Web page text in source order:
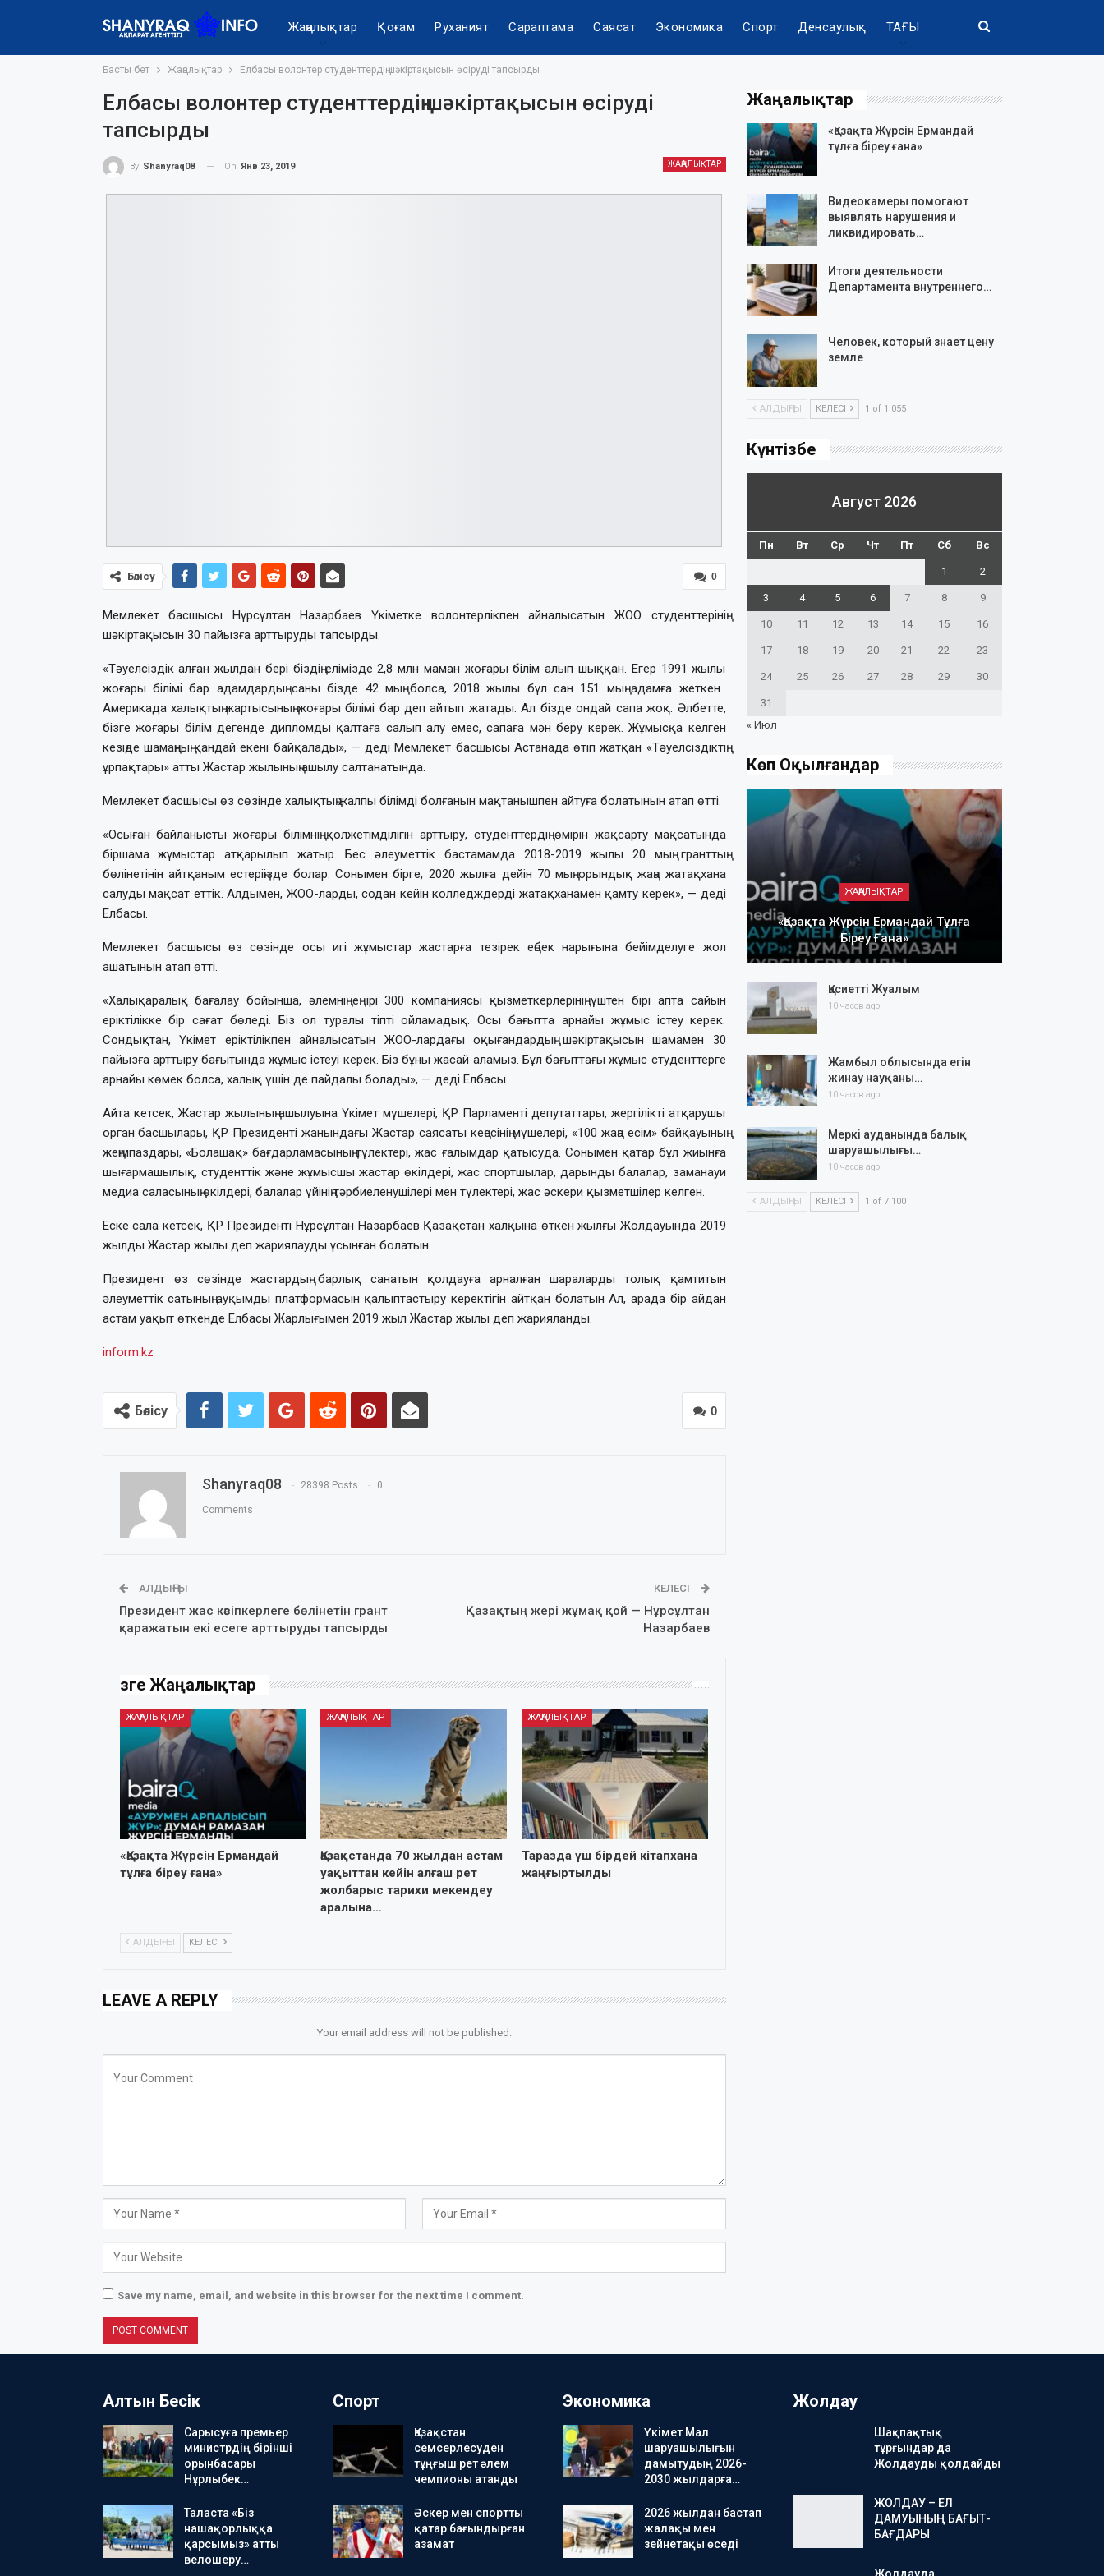
Жаңалықтар Қоғам Руханият Сараптама Саясат Экономика Спорт Денсаулық ТАҒЫ
Басты бет Жаңалықтар Елбасы волонтер студенттердің шәкіртақысын өсіруді тапсырды
Елбасы волонтер студенттердің шәкіртақысын өсіруді
тапсырды
ЖАҢАЛЫҚТАР
By Shanyraq08 On Янв 23, 2019
0
Бөлісу
Мемлекет басшысы Нұрсұлтан Назарбаев Үкіметке волонтерлікпен айналысатын ЖОО студенттерінің
шәкіртақысын 30 пайызға арттыруды тапсырды.
«Тәуелсіздік алған жылдан бері біздің елімізде 2,8 млн маман жоғары білім алып шыққан. Егер 1991 жылы
жоғары білімі бар адамдардың саны бізде 42 мың болса, 2018 жылы бұл сан 151 мың адамға жеткен.
Америкада халықтың жартысының жоғары білімі бар деп айтып жатады. Ал бізде ондай сапа жоқ. Әлбетте,
бізге жоғары білім дегенде дипломды қалтаға салып алу емес, сапаға мән беру керек. Жұмысқа келген
кезіңде шамаңның қандай екені байқалады», — деді Мемлекет басшысы Астанада өтіп жатқан «Тәуелсіздіктің
ұрпақтары» атты Жастар жылының ашылу салтанатында.
Мемлекет басшысы өз сөзінде халықтың жалпы білімді болғанын мақтанышпен айтуға болатынын атап өтті.
«Осыған байланысты жоғары білімнің қолжетімділігін арттыру, студенттердің өмірін жақсарту мақсатында
біршама жұмыстар атқарылып жатыр. Бес әлеуметтік бастамамда 2018-2019 жылы 20 мың гранттың
бөлінетінін айтқаным естеріңізде болар. Сонымен бірге, 2020 жылға дейін 70 мың орындық жаңа жатақхана
салуды мақсат еттік. Алдымен, ЖОО-ларды, содан кейін колледждерді жатақханамен қамту керек», — деді
Елбасы.
Мемлекет басшысы өз сөзінде осы игі жұмыстар жастарға тезірек еңбек нарығына бейімделуге жол
ашатынын атап өтті.
«Халықаралық бағалау бойынша, әлемнің ең ірі 300 компаниясы қызметкерлерінің үштен бірі апта сайын
еріктілікке бір сағат бөледі. Біз ол туралы тіпті ойламадық. Осы бағытта арнайы жұмыс істеу керек.
Сондықтан, Үкімет еріктілікпен айналысатын ЖОО-лардағы оқығандардың шәкіртақысын шамамен 30
пайызға арттыру бағытында жұмыс істеуі керек. Біз бұны жасай аламыз. Бұл бағыттағы жұмыс студенттерге
арнайы көмек болса, халық үшін де пайдалы болады», — деді Елбасы.
Айта кетсек, Жастар жылының ашылуына Үкімет мүшелері, ҚР Парламенті депутаттары, жергілікті атқарушы
орган басшылары, ҚР Президенті жанындағы Жастар саясаты кеңесінің мүшелері, «100 жаңа есім» байқауының
жеңімпаздары, «Болашақ» бағдарламасының түлектері, жас ғалымдар қатысуда. Сонымен қатар бұл жиынға
шығармашылық, студенттік және жұмысшы жастар өкілдері, жас спортшылар, дарынды балалар, заманауи
медиа саласының өкілдері, балалар үйінің тәрбиеленушілері мен түлектері, жас әскери қызметшілер келген.
Еске сала кетсек, ҚР Президенті Нұрсұлтан Назарбаев Қазақстан халқына өткен жылғы Жолдауында 2019
жылды Жастар жылы деп жариялауды ұсынған болатын.
Президент өз сөзінде жастардың барлық санатын қолдауға арналған шараларды толық қамтитын
әлеуметтік сатының ауқымды платформасын қалыптастыру керектігін айтқан болатын Ал, арада бір айдан
астам уақыт өткенде Елбасы Жарлығымен 2019 жыл Жастар жылы деп жарияланды.
inform.kz
0
Бөлісу
Shanyraq08 28398 Posts 0
Comments
АЛДЫҢҒЫ
Президент жас кәсіпкерлеге бөлінетін грант
қаражатын екі есеге арттыруды тапсырды
КЕЛЕСІ
Қазақтың жері жұмақ қой — Нұрсұлтан
Назарбаев
Өзге Жаңалықтар
ЖАҢАЛЫҚТАР
«Қазақта Жүрсін Ермандай
тұлға біреу ғана»
ЖАҢАЛЫҚТАР
Қазақстанда 70 жылдан астам
уақыттан кейін алғаш рет
жолбарыс тарихи мекендеу
аралына…
ЖАҢАЛЫҚТАР
Таразда үш бірдей кітапхана
жаңғыртылды
АЛДЫҢҒЫ КЕЛЕСІ
LEAVE A REPLY
Your email address will not be published.
Save my name, email, and website in this browser for the next time I comment.
Жаңалықтар
«Қазақта Жүрсін Ермандай
тұлға біреу ғана»
Видеокамеры помогают
выявлять нарушения и
ликвидировать…
Итоги деятельности
Департамента внутреннего…
Человек, который знает цену
земле
АЛДЫҢҒЫ КЕЛЕСІ 1 of 1 055
Күнтізбе
Август 2026
Пн Вт Ср Чт Пт Сб Вс
1 2
3 4 5 6 7 8 9
10 11 12 13 14 15 16
17 18 19 20 21 22 23
24 25 26 27 28 29 30
31
« Июл
Көп Оқылғандар
ЖАҢАЛЫҚТАР
«Қазақта Жүрсін Ермандай Тұлға
Біреу Ғана»
Қасиетті Жуалым
10 часов ago
Жамбыл облысында егін
жинау науқаны…
10 часов ago
Меркі ауданында балық
шаруашылығы…
10 часов ago
АЛДЫҢҒЫ КЕЛЕСІ 1 of 7 100
Алтын Бесік
Сарысуға премьер
министрдің бірінші
орынбасары
Нұрлыбек…
Таласта «Біз
нашақорлыққа
қарсымыз» атты
велошеру…
Спорт
Қазақстан
семсерлесуден
тұңғыш рет әлем
чемпионы атанды
Әскер мен спортты
қатар бағындырған
азамат
Экономика
Үкімет Мал
шаруашылығын
дамытудың 2026-
2030 жылдарға…
2026 жылдан бастап
жалақы мен
зейнетақы өседі
Жолдау
Шақпақтық
тұрғындар да
Жолдауды қолдайды
ЖОЛДАУ – ЕЛ
ДАМУЫНЫҢ БАҒЫТ-
БАҒДАРЫ
Жолдауда